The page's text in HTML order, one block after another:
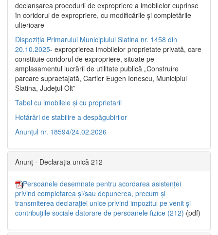
declanşarea procedurii de expropriere a imobilelor cuprinse
în coridorul de expropriere, cu modificările şi completările
ulterioare
Dispoziția Primarului Municipiului Slatina nr. 1458 din
20.10.2025- exproprierea imobilelor proprietate privată, care
constituie coridorul de expropriere, situate pe
amplasamentul lucrării de utilitate publică „Construire
parcare supraetajată, Cartier Eugen Ionescu, Municipiul
Slatina, Județul Olt”
Tabel cu imobilele și cu proprietarii
Hotărâri de stabilire a despăgubirilor
Anunțul nr. 18594/24.02.2026
Anunț - Declarația unică 212
Persoanele desemnate pentru acordarea asistenței
privind completarea și/sau depunerea, precum și
transmiterea declarației unice privind impozitul pe venit și
contribuțiile sociale datorare de persoanele fizice (212) (pdf)